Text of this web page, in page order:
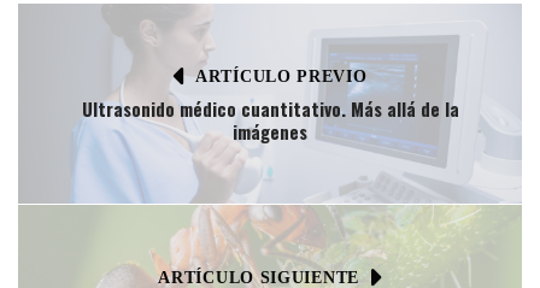
ARTÍCULO PREVIO
Ultrasonido médico cuantitativo. Más allá de la
imágenes
ARTÍCULO SIGUIENTE